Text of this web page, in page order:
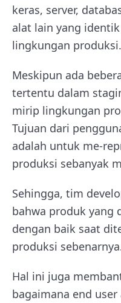
keras, server,
alat lain yang
lingkungan produksi.
Meskipun ada
tertentu dalam
mirip lingkungan
Tujuan dari
adalah untuk me-
produksi sebanyak
Sehingga, tim
bahwa produk yang
dengan baik saat
produksi
Hal ini juga
bagaimana end